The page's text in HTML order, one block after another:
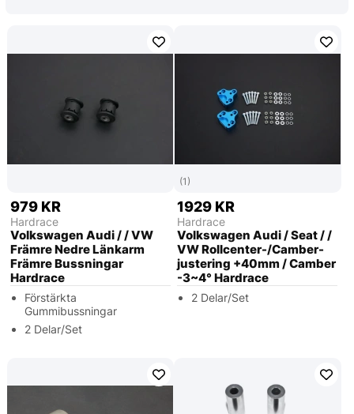
979 KR
Hardrace
Volkswagen Audi / / VW
Främre Nedre Länkarm
Främre Bussningar
Hardrace
Förstärkta
Gummibussningar
2 Delar/Set
(1)
1929 KR
Hardrace
Volkswagen Audi / Seat / /
VW Rollcenter-/Camber-
justering +40mm / Camber
-3~4° Hardrace
2 Delar/Set